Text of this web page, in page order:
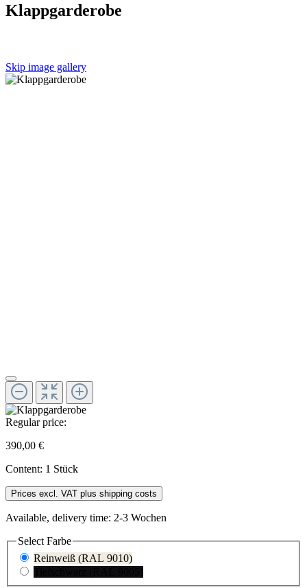
Klappgarderobe
Skip image gallery
Regular price:
390,00 €
Content: 1 Stück
Prices excl. VAT plus shipping costs
Available, delivery time: 2-3 Wochen
Select Farbe
Reinweiß (RAL 9010)